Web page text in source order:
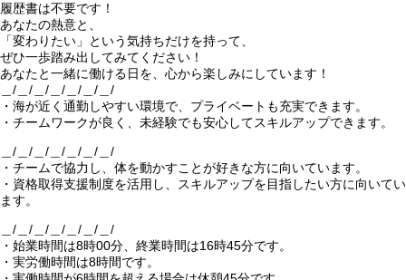
履歴書は不要です！
あなたの熱意と、
「変わりたい」という気持ちだけを持って、
ぜひ一歩踏み出してみてください！
あなたと一緒に働ける日を、心から楽しみにしています！
＿/＿/＿/＿/＿/＿/＿/
・海が近く通勤しやすい環境で、プライベートも充実できます。
・チームワークが良く、未経験でも安心してスキルアップできます。
＿/＿/＿/＿/＿/＿/＿/
・チームで協力し、体を動かすことが好きな方に向いています。
・資格取得支援制度を活用し、スキルアップを目指したい方に向いてい
ます。
＿/＿/＿/＿/＿/＿/＿/
・始業時間は8時00分、終業時間は16時45分です。
・実労働時間は8時間です。